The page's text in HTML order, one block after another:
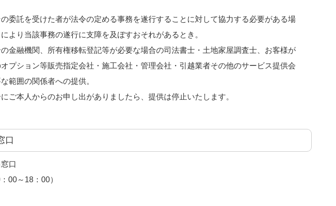
委託を受けた者が法令の定める事務を遂行することに対して協力する必要がある場
より当該事務の遂行に支障を及ぼすおそれがあるとき。
金融機関、所有権移転登記等が必要な場合の司法書士・土地家屋調査士、お客様が
プション等販売指定会社・施工会社・管理会社・引越業者その他のサービス提供会
範囲の関係者への提供。
ご本人からのお申し出がありましたら、提供は停止いたします。
口
口
00～18：00）